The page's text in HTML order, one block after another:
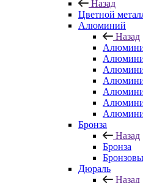
Назад
Цветной
Алюминий
Назад
Бронза
Назад
Бронза
Дюраль
Назад